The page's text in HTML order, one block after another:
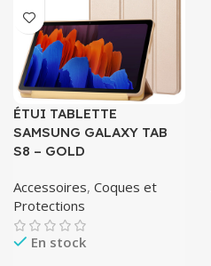
ÉTUI TABLETTE
SAMSUNG GALAXY TAB
S8 – GOLD
Accessoires, Coques et
Protections
En stock